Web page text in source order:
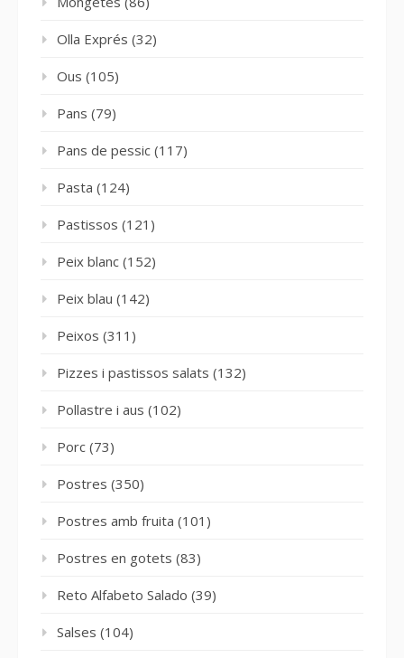
Olla Exprés (32)
Ous (105)
Pans (79)
Pans de pessic (117)
Pasta (124)
Pastissos (121)
Peix blanc (152)
Peix blau (142)
Peixos (311)
Pizzes i pastissos salats (132)
Pollastre i aus (102)
Porc (73)
Postres (350)
Postres amb fruita (101)
Postres en gotets (83)
Reto Alfabeto Salado (39)
Salses (104)